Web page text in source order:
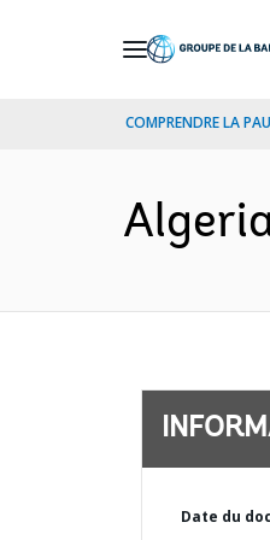
COMPRENDRE LA
Date du